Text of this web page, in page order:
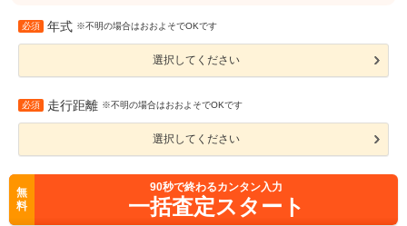
必須 年式 ※不明の場合はおおよそでOKです
選択してください
必須 走行距離 ※不明の場合はおおよそでOKです
選択してください
無
料
90秒で終わるカンタン入力
一括査定スタート